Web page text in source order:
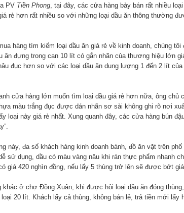
PV Tiền Phong, tại đây, các cửa hàng bày bán rất nhiều
rẻ hơn rất nhiều so với những loại dầu ăn thông thường
hàng tìm kiếm loại dầu ăn giá rẻ về kinh doanh, chúng
ăn đựng trong can 10 lít có gắn nhãn của thương hiệu lớn
đục hơn so với các loại dầu ăn dung lượng 1 đến 2 lít
cửa hàng lớn muốn tìm loại dầu giá rẻ hơn nữa, ông chủ
màu trắng đục được dán nhãn sơ sài không ghi rõ nơi
loại này giá rẻ nhất. Xung quanh đây, các cửa hàng bún
này, đa số khách hàng kinh doanh bánh, đồ ăn vặt trên
sử dụng, dầu có màu vàng nâu khi rán thực phẩm nhanh
giá 420 nghìn đồng, nếu lấy 5 thùng trở lên sẽ được bớt
khác ở chợ Đồng Xuân, khi được hỏi loại dầu ăn đóng
loại 20 lít. Khách lấy cả thùng, không bán lẻ, trả tiền mới lấy